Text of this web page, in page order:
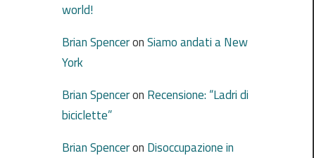
world!
Brian SpenceronSiamo andati a New
York
Brian Spenceron Recensione: “Ladri di
biciclette”
Brian Spenceron Disoccupazione in